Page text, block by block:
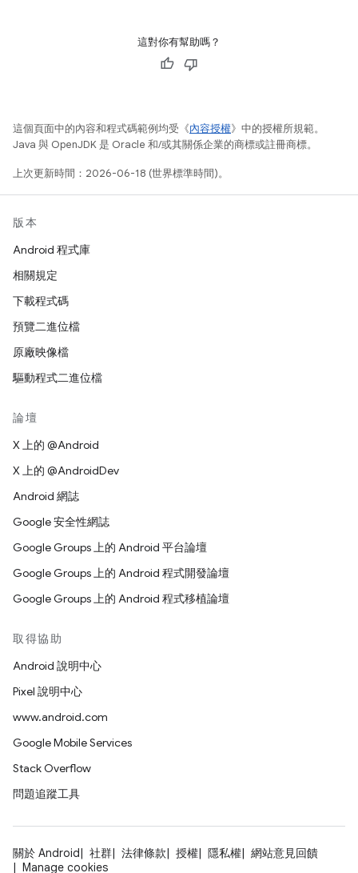
這對你有幫助嗎？
這個頁面中的內容和程式碼範例均受《內容授權》中的授權所規範。
Java 與 OpenJDK 是 Oracle 和/或其關係企業的商標或註冊商標。
上次更新時間：2026-06-18 (世界標準時間)。
版本
Android 程式庫
相關規定
下載程式碼
預覽二進位檔
原廠映像檔
驅動程式二進位檔
論壇
X 上的 @Android
X 上的 @AndroidDev
Android 網誌
Google 安全性網誌
Google Groups 上的 Android 平台論壇
Google Groups 上的 Android 程式開發論壇
Google Groups 上的 Android 程式移植論壇
取得協助
Android 說明中心
Pixel 說明中心
www.android.com
Google Mobile Services
Stack Overflow
問題追蹤工具
關於 Android 社群 法律條款 授權 隱私權
網站意見回饋
Manage cookies